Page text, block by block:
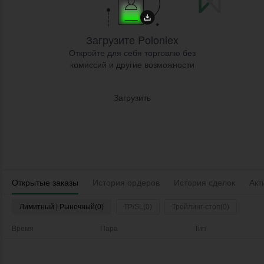
Открытые заказы История ордеров История сделок
Лимитный | Рыночный(0) TP/SL(0) Трейлинг-стоп(0)
Время Пара Тип
Загрузите Poloniex
Откройте для себя торговлю без
комиссий и другие возможности
Загрузить